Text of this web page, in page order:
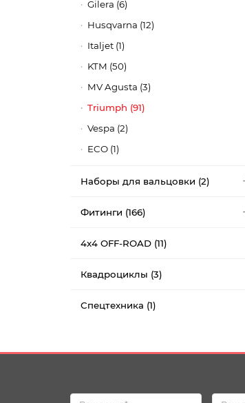
Gilera (6)
Husqvarna (12)
Italjet (1)
KTM (50)
MV Agusta (3)
Triumph (91)
Vespa (2)
ECO (1)
Наборы для вальцовки (2)
Фитинги (166)
4x4 OFF-ROAD (11)
Квадроциклы (3)
Спецтехника (1)